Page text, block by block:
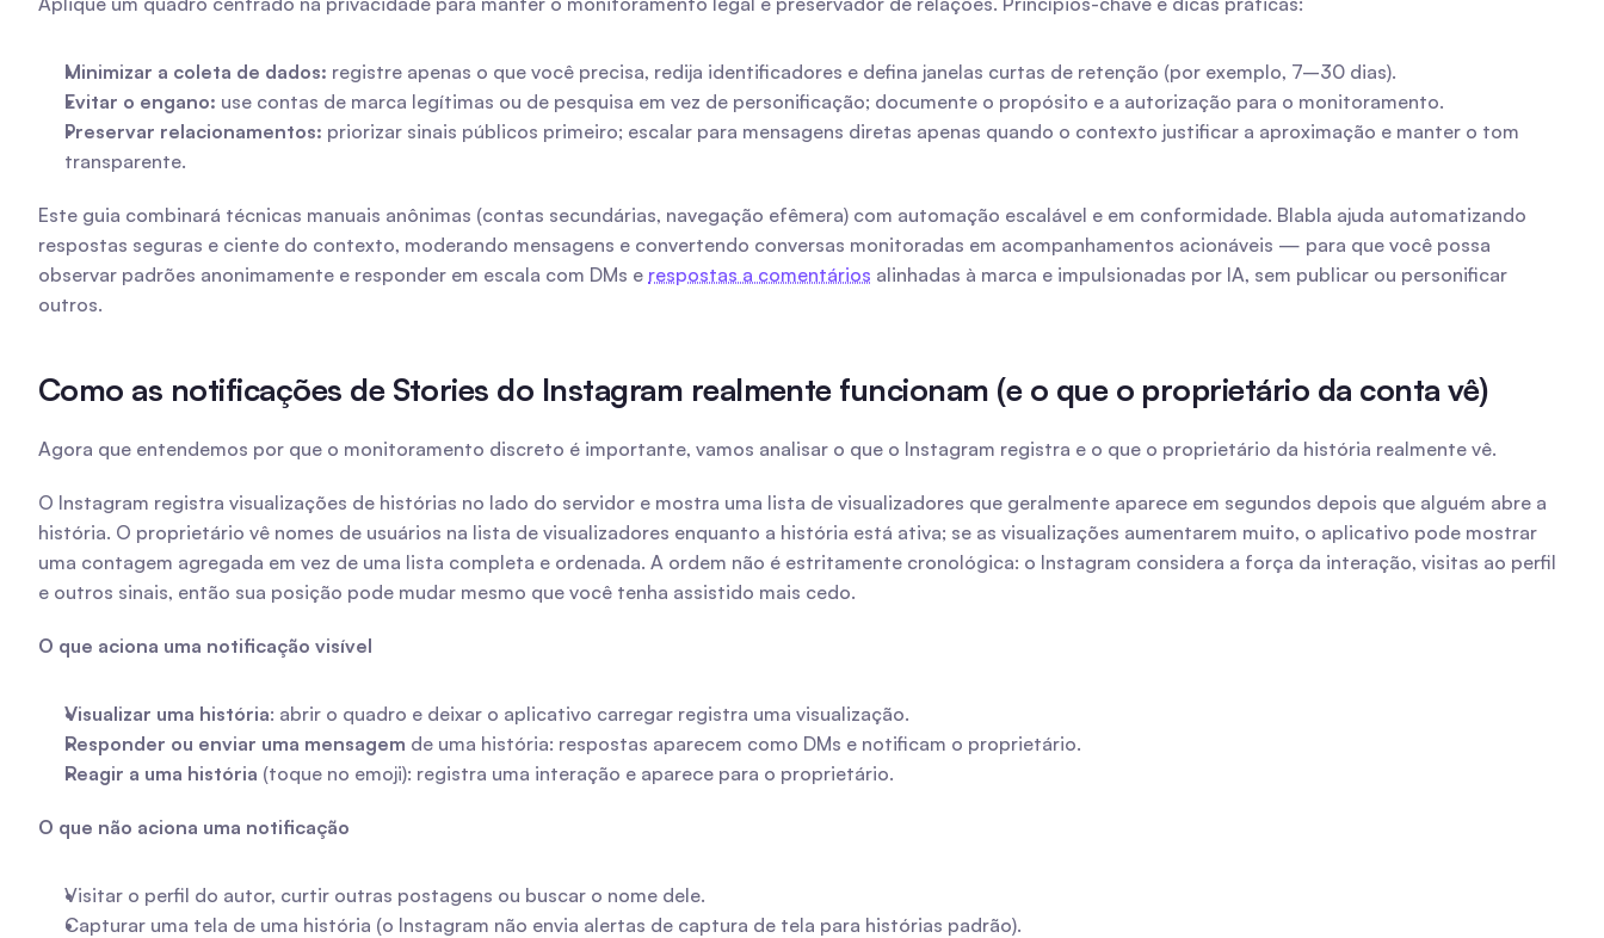
Minimizar a coleta de dados: registre apenas o que você precisa, redija identificadores e defina janelas curtas de retenção (por exemplo, 7–30 dias).
Evitar o engano: use contas de marca legítimas ou de pesquisa em vez de personificação; documente o propósito e a autorização para o monitoramento.
Preservar relacionamentos: priorizar sinais públicos primeiro; escalar para mensagens diretas apenas quando o contexto justificar a aproximação e manter o tom
transparente.
Este guia combinará técnicas manuais anônimas (contas secundárias, navegação efêmera) com automação escalável e em conformidade. Blabla ajuda automatizando
respostas seguras e ciente do contexto, moderando mensagens e convertendo conversas monitoradas em acompanhamentos acionáveis — para que você possa
observar padrões anonimamente e responder em escala com DMs e respostas a comentários alinhadas à marca e impulsionadas por IA, sem publicar ou personificar
outros.
Como as notificações de Stories do Instagram realmente funcionam (e o que o proprietário da conta vê)
Agora que entendemos por que o monitoramento discreto é importante, vamos analisar o que o Instagram registra e o que o proprietário da história realmente vê.
O Instagram registra visualizações de histórias no lado do servidor e mostra uma lista de visualizadores que geralmente aparece em segundos depois que alguém abre a
história. O proprietário vê nomes de usuários na lista de visualizadores enquanto a história está ativa; se as visualizações aumentarem muito, o aplicativo pode mostrar
uma contagem agregada em vez de uma lista completa e ordenada. A ordem não é estritamente cronológica: o Instagram considera a força da interação, visitas ao perfil
e outros sinais, então sua posição pode mudar mesmo que você tenha assistido mais cedo.
O que aciona uma notificação visível
Visualizar uma história: abrir o quadro e deixar o aplicativo carregar registra uma visualização.
Responder ou enviar uma mensagem de uma história: respostas aparecem como DMs e notificam o proprietário.
Reagir a uma história (toque no emoji): registra uma interação e aparece para o proprietário.
O que não aciona uma notificação
Visitar o perfil do autor, curtir outras postagens ou buscar o nome dele.
Capturar uma tela de uma história (o Instagram não envia alertas de captura de tela para histórias padrão).